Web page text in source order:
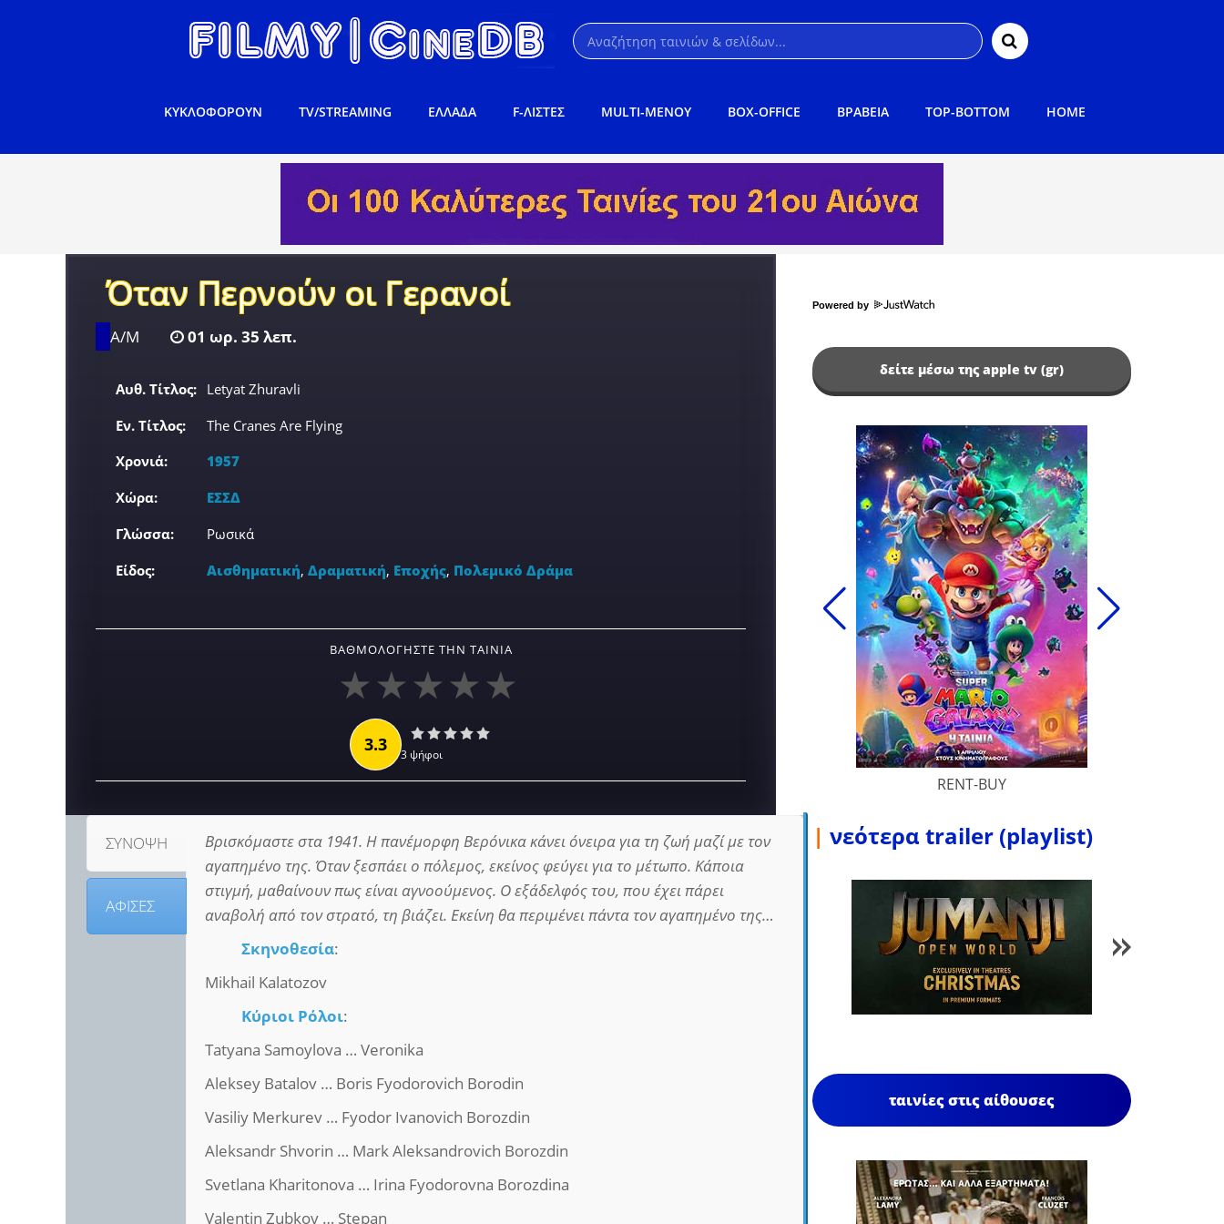
ΚΥΚΛΟΦΟΡΟΥΝ TV/STREAMING ΕΛΛΑΔΑ F-ΛΙΣΤΕΣ MULTI-ΜΕΝΟΥ BOX-OFFICE ΒΡΑΒΕΙΑ TOP-BOTTOM HOME
Όταν Περνούν οι Γερανοί
Α/Μ 01 ωρ. 35 λεπ.
Αυθ. Τίτλος: Letyat Zhuravli
Εν. Τίτλος:
The Cranes Are Flying
Χρονιά:
1957
Χώρα:
ΕΣΣΔ
Γλώσσα:
Ρωσικά
Είδος:
Αισθηματική,Δραματική, Εποχής, Πολεμικό Δράμα
ΒΑΘΜΟΛΟΓΉΣΤΕ ΤΗΝ ΤΑΙΝΊΑ
3.3 3 ψήφοι
ΣΥΝΟΨΗ
ΑΦΙΣΕΣ
Βρισκόμαστε στα 1941. Η πανέμορφη Βερόνικα κάνει όνειρα για τη ζωή μαζί με τον
αγαπημένο της. Όταν ξεσπάει ο πόλεμος, εκείνος φεύγει για το μέτωπο. Κάποια
στιγμή, μαθαίνουν πως είναι αγνοούμενος. Ο εξάδελφός του, που έχει πάρει
αναβολή από τον στρατό, τη βιάζει. Εκείνη θα περιμένει πάντα τον αγαπημένο της…
Σκηνοθεσία:
Mikhail Kalatozov
Κύριοι Ρόλοι:
Tatyana Samoylova … Veronika
Aleksey Batalov … Boris Fyodorovich Borodin
Vasiliy Merkurev … Fyodor Ivanovich Borozdin
Aleksandr Shvorin … Mark Aleksandrovich Borozdin
Svetlana Kharitonova … Irina Fyodorovna Borozdina
Valentin Zubkov … Stepan
Powered by
δείτε μέσω της apple tv (gr)
RENT-BUY
| νεότερα trailer (playlist)
1/85
ταινίες στις αίθουσες